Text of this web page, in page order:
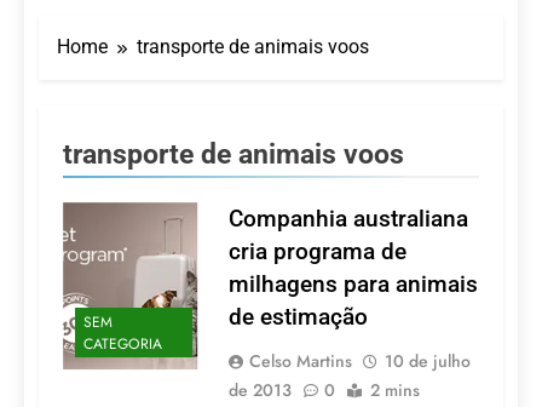
nos aeroportos da
7 De Agosto De 2026
de lazer e corporativo
7 De Agosto De 2026
Executivo com carreira
Balanger assume
comando do Wyndham
São Paulo Ibirapuera
5 De Agosto De 2026
LATAM anuncia 42
rotas na primeira fase
de operação do
Embraer 195-E2
5 De Agosto De 2026
Azul retoma voos
Alegre e Montevidéu
em dezembro
Home transporte de animais voos
transporte de animais voos
SEM
CATEGORIA
Companhia australiana
cria programa de
milhagens para animais
de estimação
Celso Martins
10 de julho
de 2013
0 2 mins